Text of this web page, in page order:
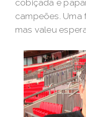
cobiçada e
campeões. Uma
mas valeu